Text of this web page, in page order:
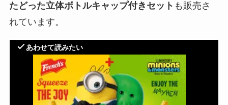
たどった立体ボトルキャップ付きセット も販売さ
れています。
あわせて読みたい